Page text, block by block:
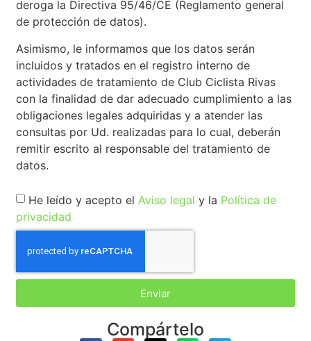
deroga la Directiva 95/46/CE (Reglamento general
de protección de datos).
Asimismo, le informamos que los datos serán
incluidos y tratados en el registro interno de
actividades de tratamiento de Club Ciclista Rivas
con la finalidad de dar adecuado cumplimiento a las
obligaciones legales adquiridas y a atender las
consultas por Ud. realizadas para lo cual, deberán
remitir escrito al responsable del tratamiento de
datos.
He leído y acepto el Aviso legal y la Política de
privacidad
Enviar
Compártelo